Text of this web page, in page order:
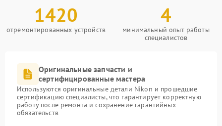
1420
отремонтированных устройств
4
минимальный опыт работы
специалистов
Оригинальные запчасти и
сертифицированные мастера
Используются оригинальные детали Nikon и прошедшие
сертификацию специалисты, что гарантирует корректную
работу после ремонта и сохранение гарантийных
обязательств